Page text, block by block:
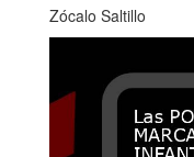
Zócalo Saltillo